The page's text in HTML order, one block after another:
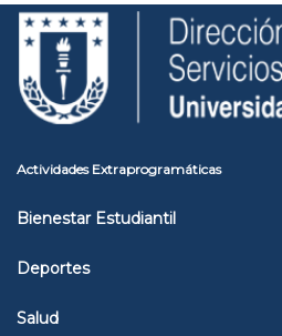
Pasar
contenido
principal
Toggle
high
contrast
Actividades Extraprogramáticas
Bienestar Estudiantil
Deportes
Salud